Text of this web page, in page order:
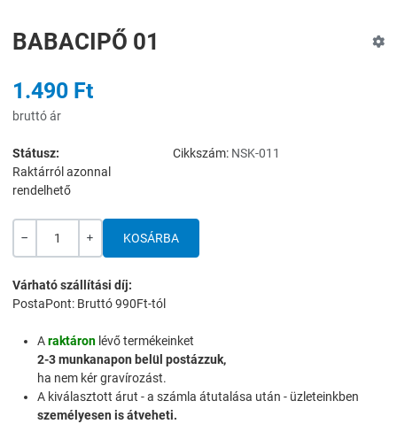
BABACIPŐ 01
1.490 Ft
bruttó ár
Státusz:
Raktárról azonnal
rendelhető
Cikkszám: NSK-011
Mennyiség
Várható szállítási díj:
PostaPont: Bruttó 990Ft-tól
Araktáron lévő termékeinket
2-3 munkanapon belül postázzuk,
ha nem kér gravírozást.
A kiválasztott árut - a számla átutalása után - üzleteinkben
személyesen is átveheti.